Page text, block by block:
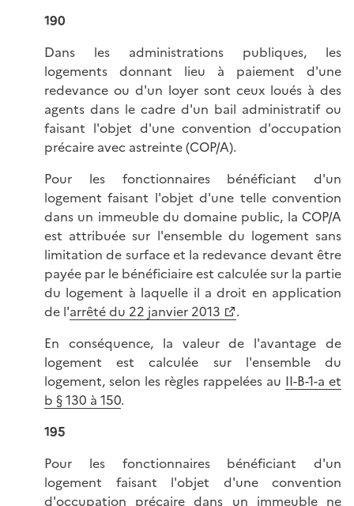
190
Dans les administrations publiques, les
logements donnant lieu à paiement d'une
redevance ou d'un loyer sont ceux loués à des
agents dans le cadre d'un bail administratif ou
faisant l'objet d'une convention d'occupation
précaire avec astreinte (COP/A).
Pour les fonctionnaires bénéficiant d'un
logement faisant l'objet d'une telle convention
dans un immeuble du domaine public, la COP/A
est attribuée sur l'ensemble du logement sans
limitation de surface et la redevance devant être
payée par le bénéficiaire est calculée sur la partie
du logement à laquelle il a droit en application
de l'arrêté du 22 janvier 2013
.
En conséquence, la valeur de l'avantage de
logement est calculée sur l'ensemble du
logement, selon les règles rappelées au II-B-1-a et
b § 130 à 150.
195
Pour les fonctionnaires bénéficiant d'un
logement faisant l'objet d'une convention
d'occupation précaire dans un immeuble ne